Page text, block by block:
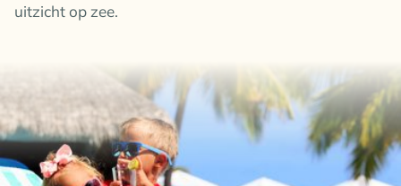
uitzicht op zee.